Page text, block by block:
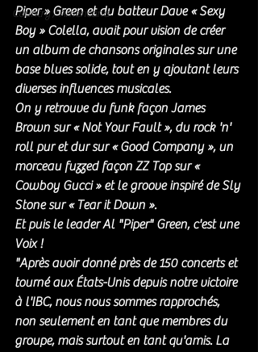
Country / Americana
Piper » Green et du batteur Dave « Sexy
Boy » Colella, avait pour vision de créer
un album de chansons originales sur une
base blues solide, tout en y ajoutant leurs
diverses influences musicales.
On y retrouve du funk façon James
Brown sur « Not Your Fault », du rock 'n'
roll pur et dur sur « Good Company », un
morceau fuzzed façon ZZ Top sur «
Cowboy Gucci » et le groove inspiré de Sly
Stone sur « Tear it Down ».
Et puis le leader Al "Piper" Green, c'est une
Voix !
"Après avoir donné près de 150 concerts et
tourné aux États-Unis depuis notre victoire
à l'IBC, nous nous sommes rapprochés,
non seulement en tant que membres du
groupe, mais surtout en tant qu'amis. La